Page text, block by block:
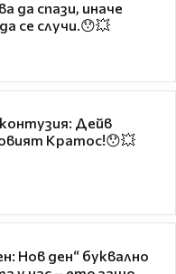
да спази, иначе
се случи.😯💥
Дейв
Кратос!😯💥
Нов ден“ буквално